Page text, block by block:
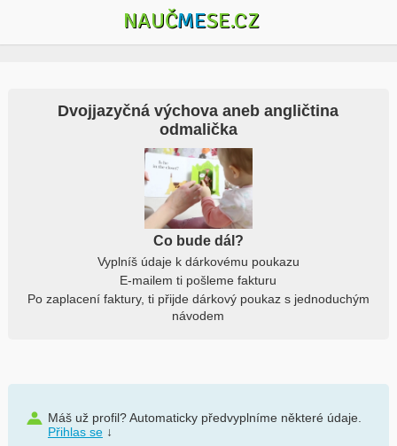
NAUČMESE.CZ
Dvojjazyčná výchova aneb angličtina
odmalička
Co bude dál?
Vyplníš údaje k dárkovému poukazu
E-mailem ti pošleme fakturu
Po zaplacení faktury, ti přijde dárkový poukaz s jednoduchým
návodem
Máš už profil? Automaticky předvyplníme některé údaje.
Přihlas se↓